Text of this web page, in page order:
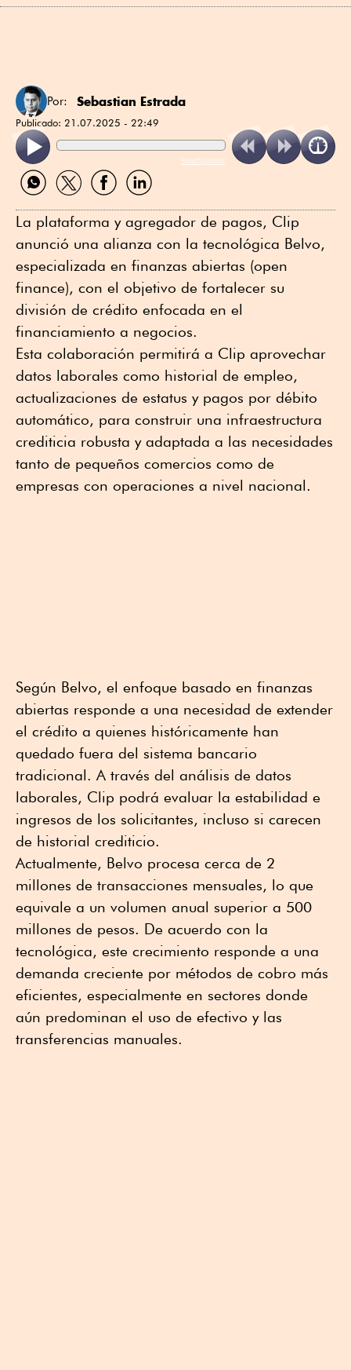
Por: Sebastian Estrada
Publicado: 21.07.2025 - 22:49
ReadSpeaker
Compartir
por
Compartir
por
Compartir
por
Compartir
por
La plataforma y agregador de pagos, Clip
anunció una alianza con la tecnológica Belvo,
especializada en finanzas abiertas (open
finance), con el objetivo de fortalecer su
división de crédito enfocada en el
financiamiento a negocios.
Esta colaboración permitirá a Clip aprovechar
datos laborales como historial de empleo,
actualizaciones de estatus y pagos por débito
automático, para construir una infraestructura
crediticia robusta y adaptada a las necesidades
tanto de pequeños comercios como de
empresas con operaciones a nivel nacional.
Según Belvo, el enfoque basado en finanzas
abiertas responde a una necesidad de extender
el crédito a quienes históricamente han
quedado fuera del sistema bancario
tradicional. A través del análisis de datos
laborales, Clip podrá evaluar la estabilidad e
ingresos de los solicitantes, incluso si carecen
de historial crediticio.
Actualmente, Belvo procesa cerca de 2
millones de transacciones mensuales, lo que
equivale a un volumen anual superior a 500
millones de pesos. De acuerdo con la
tecnológica, este crecimiento responde a una
demanda creciente por métodos de cobro más
eficientes, especialmente en sectores donde
aún predominan el uso de efectivo y las
transferencias manuales.